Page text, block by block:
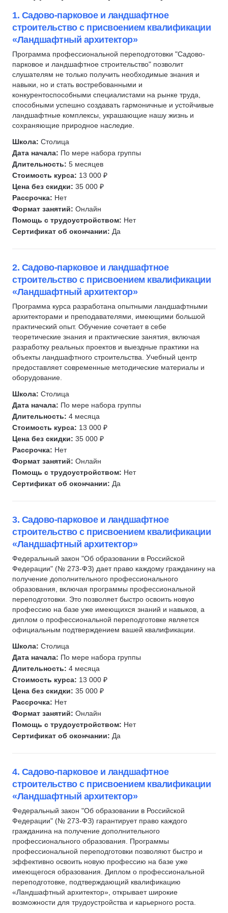
Курсы по нейронным сетям
Дизайн презентаций
Дизайн мебели
Дизайн одежды
Дизайн украшений
Дизайн карточек для маркетплейсов
Дизайн стикеров
UIKit
Дизайн мобильных приложений
Создание спецэффектов
3D-дженералист
2D-графика
Нарративный дизайнер
Технический писатель
Скетчинг
Айдентика
Промышленный дизайн
Дизайн упаковки
Дизайн уровней
Управление в дизайне
Realtime Landscaping Architect
Ландшафтный скетчинг
BIM
Обработка фотографий
Контент-план
Photoshop
Adobe Illustrator
Типографика
Ретушь
InDesign
Полиграфический дизайн
Разработка фирменного стиля
UX/UI Дизайн
Веб-дизайн
Иллюстрация
Коммерческая иллюстрация
Дизайн интерьера
Геймдизайн
3D-дженералист
3D-художник
Motion-дизайн
Работа со звуком
Монтаж
Профориентация
Unity
3D-визуализация
Ландшафтный дизайн
Продуктовый дизайн
UX-копирайтинг
Декоратор
Текстильный декор
3D анимация
Создание спецэффектов
Художник по окружению
Нарративный дизайнер
Курсы коммерческих редакторов
1. Садово-парковое и ландшафтное
строительство с присвоением квалификации
«Ландшафтный архитектор»
Программа профессиональной переподготовки "Садово-
парковое и ландшафтное строительство" позволит
слушателям не только получить необходимые знания и
навыки, но и стать востребованными и
конкурентоспособными специалистами на рынке труда,
способными успешно создавать гармоничные и устойчивые
ландшафтные комплексы, украшающие нашу жизнь и
сохраняющие природное наследие.
Школа: Столица
Дата начала: По мере набора группы
Длительность: 5 месяцев
Стоимость курса: 13 000 ₽
Цена без скидки: 35 000 ₽
Рассрочка: Нет
Формат занятий: Онлайн
Помощь с трудоустройством: Нет
Сертификат об окончании: Да
2. Садово-парковое и ландшафтное
строительство с присвоением квалификации
«Ландшафтный архитектор»
Программа курса разработана опытными ландшафтными
архитекторами и преподавателями, имеющими большой
практический опыт. Обучение сочетает в себе
теоретические знания и практические занятия, включая
разработку реальных проектов и выездные практики на
объекты ландшафтного строительства. Учебный центр
предоставляет современные методические материалы и
оборудование.
Школа: Столица
Дата начала: По мере набора группы
Длительность: 4 месяца
Стоимость курса: 13 000 ₽
Цена без скидки: 35 000 ₽
Рассрочка: Нет
Формат занятий: Онлайн
Помощь с трудоустройством: Нет
Сертификат об окончании: Да
3. Садово-парковое и ландшафтное
строительство с присвоением квалификации
«Ландшафтный архитектор»
Федеральный закон "Об образовании в Российской
Федерации" (№ 273-ФЗ) дает право каждому гражданину на
получение дополнительного профессионального
образования, включая программы профессиональной
переподготовки. Это позволяет быстро освоить новую
профессию на базе уже имеющихся знаний и навыков, а
диплом о профессиональной переподготовке является
официальным подтверждением вашей квалификации.
Школа: Столица
Дата начала: По мере набора группы
Длительность: 4 месяца
Стоимость курса: 13 000 ₽
Цена без скидки: 35 000 ₽
Рассрочка: Нет
Формат занятий: Онлайн
Помощь с трудоустройством: Нет
Сертификат об окончании: Да
4. Садово-парковое и ландшафтное
строительство с присвоением квалификации
«Ландшафтный архитектор»
Федеральный закон "Об образовании в Российской
Федерации" (№ 273-ФЗ) гарантирует право каждого
гражданина на получение дополнительного
профессионального образования. Программы
профессиональной переподготовки позволяют быстро и
эффективно освоить новую профессию на базе уже
имеющегося образования. Диплом о профессиональной
переподготовке, подтверждающий квалификацию
«Ландшафтный архитектор», открывает широкие
возможности для трудоустройства и карьерного роста.